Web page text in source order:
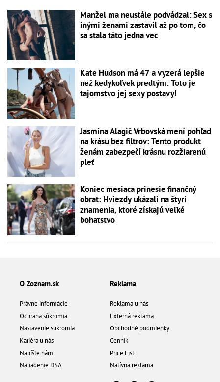
Manžel ma neustále podvádzal: Sex s
inými ženami zastavil až po tom, čo
sa stala táto jedna vec
Kate Hudson má 47 a vyzerá lepšie
než kedykoľvek predtým: Toto je
tajomstvo jej sexy postavy!
Jasmina Alagič Vrbovská mení pohľad
na krásu bez filtrov: Tento produkt
ženám zabezpečí krásnu rozžiarenú
pleť
Koniec mesiaca prinesie finančný
obrat: Hviezdy ukázali na štyri
znamenia, ktoré získajú veľké
bohatstvo
O Zoznam.sk
Právne informácie
Ochrana súkromia
Nastavenie súkromia
Kariéra u nás
Napíšte nám
Nariadenie DSA
Reklama
Reklama u nás
Externá reklama
Obchodné podmienky
Cenník
Price List
Natívna reklama